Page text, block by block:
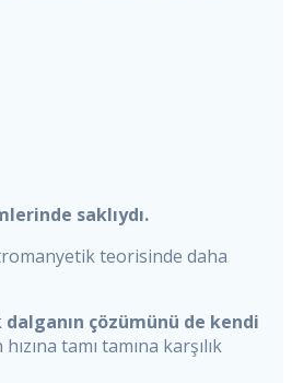
saklıydı.
teorisinde daha
çözümünü de kendi
tamı tamına karşılık